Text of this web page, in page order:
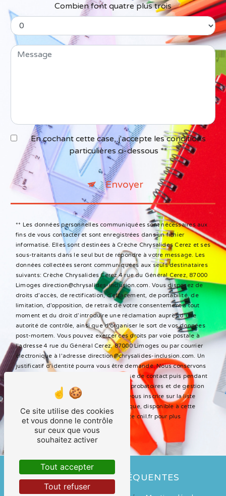
Combien font quatre plus trois
En cochant cette case, j'accepte les conditions
particulières ci-dessous **
Envoyer
** Les données personnelles communiquées sont nécessaires aux
fins de vous contacter et sont enregistrées dans un fichier
informatisé. Elles sont destinées à Crèche Chrysalides Cerez et ses
sous-traitants dans le seul but de répondre à votre message. Les
données collectées seront communiquées aux seuls destinataires
suivants: Crèche Chrysalides Cerez 4 rue du Général Cerez, 87000
Limoges direction@chrysalides-inclusion.com. Vous disposez de
droits d’accès, de rectification, d’effacement, de portabilité, de
limitation, d’opposition, de retrait de votre consentement à tout
moment et du droit d’introduire une réclamation auprès d’une
autorité de contrôle, ainsi que d’organiser le sort de vos données
post-mortem. Vous pouvez exercer ces droits par voie postale à
l'adresse 4 rue du Général Cerez, 87000 Limoges ou par courrier
électronique à l'adresse direction@chrysalides-inclusion.com. Un
justificatif d'identité pourra vous être demandé. Nous conservons
vos données pendant la période de prise de contact puis pendant
la durée de prescription légale aux fins probatoires et de gestion
des contentieux. Vous avez le droit de vous inscrire sur la liste
d'opposition au démarchage téléphonique, disponible à cette
adresse: Bloctel.gouv.fr
. Consultez le site cnil.fr pour plus
RECHERCHES FRÉQUENTES
Ce site utilise des cookies
et vous donne le contrôle
sur ceux que vous
souhaitez activer
Tout accepter
Tout refuser